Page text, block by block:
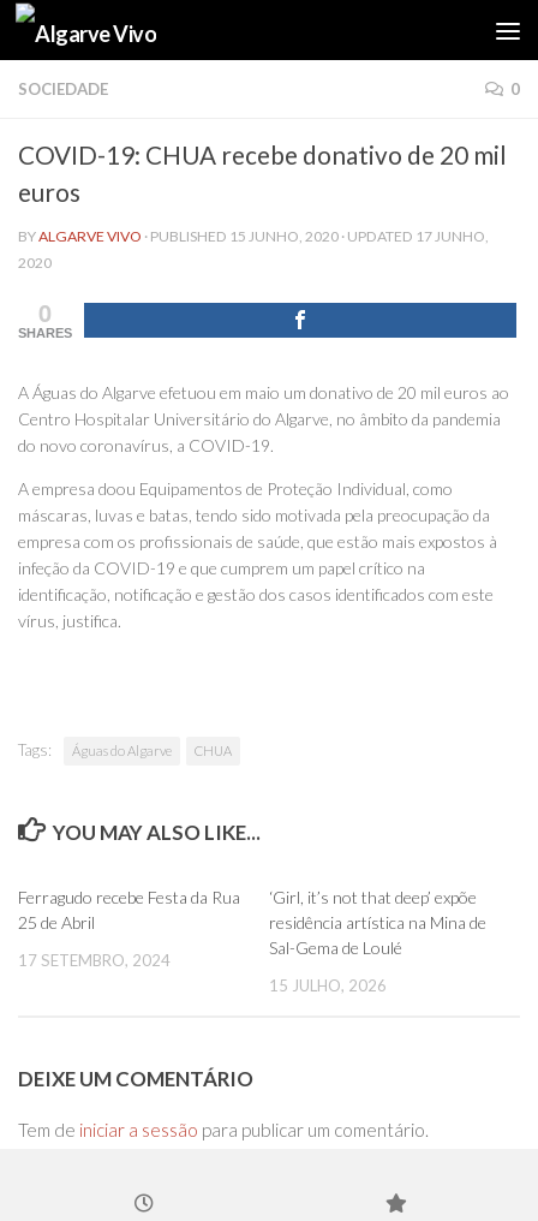
Skip to content
SOCIEDADE 0
COVID-19: CHUA recebe donativo de 20 mil
euros
BYALGARVE VIVO · PUBLISHED 15 JUNHO, 2020 · UPDATED 17 JUNHO,
2020
0
SHARES
A Águas do Algarve efetuou em maio um donativo de 20 mil euros ao
Centro Hospitalar Universitário do Algarve, no âmbito da pandemia
do novo coronavírus, a COVID-19.
A empresa doou Equipamentos de Proteção Individual, como
máscaras, luvas e batas, tendo sido motivada pela preocupação da
empresa com os profissionais de saúde, que estão mais expostos à
infeção da COVID-19 e que cumprem um papel crítico na
identificação, notificação e gestão dos casos identificados com este
vírus, justifica.
Tags: Águas do Algarve CHUA
YOU MAY ALSO LIKE...
Ferragudo recebe Festa da Rua
25 de Abril
17 SETEMBRO, 2024
‘Girl, it’s not that deep’ expõe
residência artística na Mina de
Sal-Gema de Loulé
15 JULHO, 2026
DEIXE UM COMENTÁRIO
Tem de iniciar a sessão para publicar um comentário.